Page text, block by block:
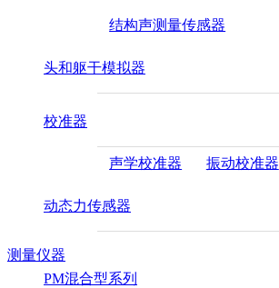
结构声测量传感器
头和躯干模拟器
校准器
声学校准器 振动校准器
动态力传感器
测量仪器
PM混合型系列